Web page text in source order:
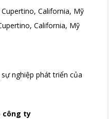
California, Mỹ
nghiệp phát triển của
công ty